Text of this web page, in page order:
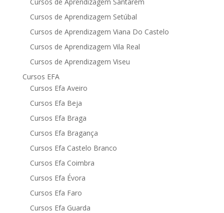
Cursos de Aprendizagem Setúbal
Cursos de Aprendizagem Viana Do Castelo
Cursos de Aprendizagem Vila Real
Cursos de Aprendizagem Viseu
Cursos EFA
Cursos Efa Aveiro
Cursos Efa Beja
Cursos Efa Braga
Cursos Efa Bragança
Cursos Efa Castelo Branco
Cursos Efa Coimbra
Cursos Efa Évora
Cursos Efa Faro
Cursos Efa Guarda